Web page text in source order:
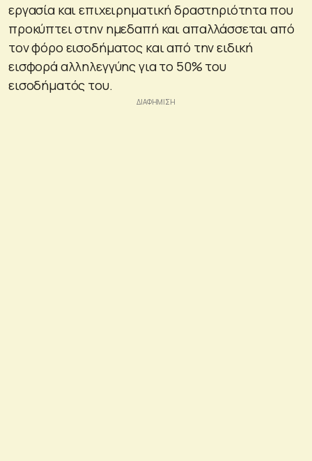
εργασία και επιχειρηματική δραστηριότητα που
προκύπτει στην ημεδαπή και απαλλάσσεται από
τον φόρο εισοδήματος και από την ειδική
εισφορά αλληλεγγύης για το 50% του
εισοδήματός του.